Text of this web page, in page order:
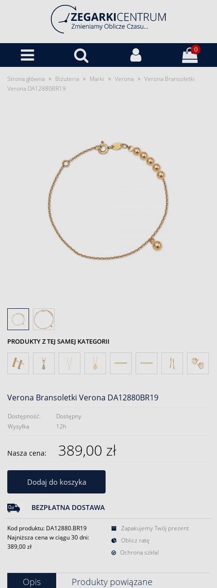
0
Strona główna » Biżuteria » Marki » Verona » Verona Bransoletki
Verona DA12880BR19
PRODUKTY Z TEJ SAMEJ KATEGORII
Verona Bransoletki Verona DA12880BR19
Dostępność:
Dostępny
Wysyłka
12h
Nasza cena: 389,00 zł
Dodaj do koszyka
BEZPŁATNA DOSTAWA
Kod produktu: DA12880.BR19
Najniższa cena w ciągu 30 dni:
389,00 zł
Zapakujemy Twój prezent
Oblicz ratę
Ochrona szkła!
Opis
Produkty powiązane